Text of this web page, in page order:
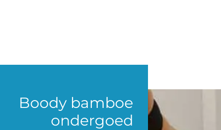
Boody bamboe
ondergoed